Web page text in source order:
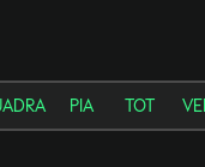
PIA TOT